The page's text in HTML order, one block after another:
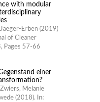
with modular
Erben (2019)
of Cleaner
Pages 57-66
einer
Melanie
(2018). In: